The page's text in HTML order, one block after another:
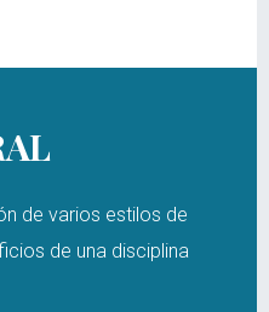
de varios estilos de
de una disciplina